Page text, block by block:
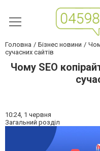
Головна Бізнес новини
сучасних сайтів
Чому SEO
10:24, 1 червня
Загальний розділ